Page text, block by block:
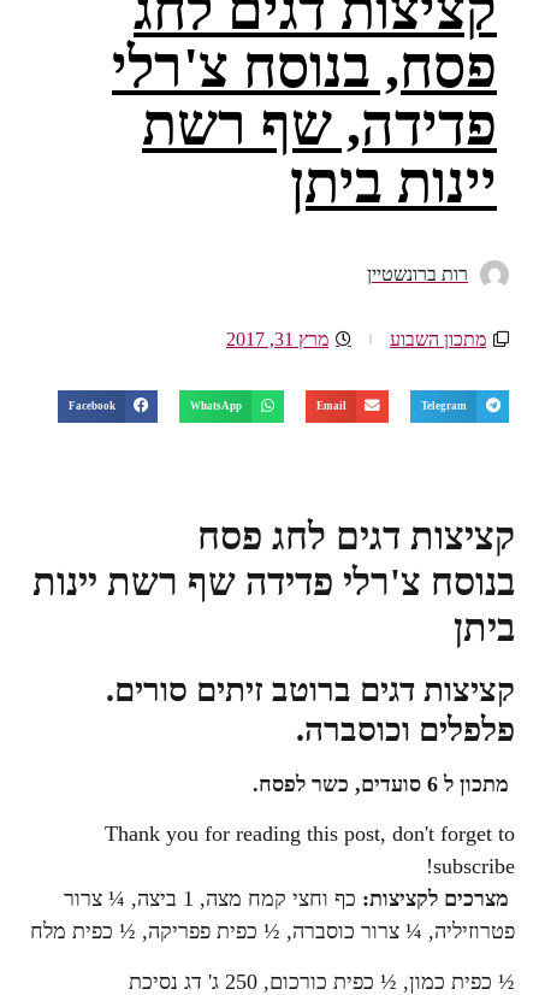
פסח, בנוסח צ'רלי
פדידה, שף רשת
יינות ביתן
רות ברונשטיין
מתכון השבוע מרץ 31, 2017
Telegram
Email
WhatsApp
Facebook
קציצות דגים לחג פסח
בנוסח צ'רלי פדידה שף רשת יינות
ביתן
קציצות דגים ברוטב זיתים סורים.
פלפלים וכוסברה.
מתכון ל6סועדים, כשר לפסח.
Thank you for reading this post, don't forget to
subscribe!
מצרכים לקציצות:
כף וחצי קמח מצה, 1 ביצה, ¼ צרור
פטרוזיליה, ¼ צרור כוסברה, ½ כפית פפריקה, ½ כפית מלח
½ כפית כמון, ½ כפית כורכום, 250 ג' דג נסיכת